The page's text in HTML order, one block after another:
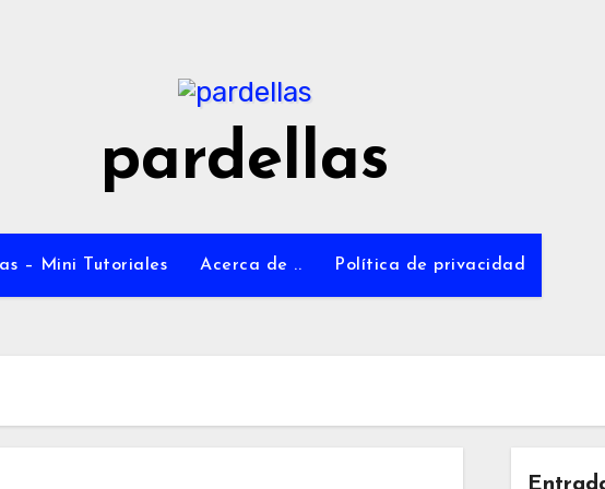
pardellas
– Mini Tutoriales Acerca de .. Política de privacidad